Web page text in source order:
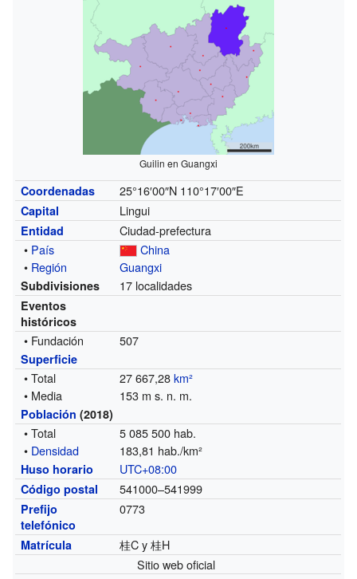
Guilin en Guangxi
Coordenadas 25°16′00″N 110°17′00″E
Capital Lingui
Entidad
Ciudad-prefectura
• País
China
• Región Guangxi
Subdivisiones 17 localidades
Eventos
históricos
• Fundación 507
Superficie
• Total 27 667,28km²
• Media
153 m s. n. m.
Población (2018)
• Total
5 085 500 hab.
• Densidad 183,81 hab./km²
Huso horario UTC+08:00
Código postal 541000–541999
Prefijo
telefónico
0773
Matrícula
桂C y 桂H
Sitio web oficial